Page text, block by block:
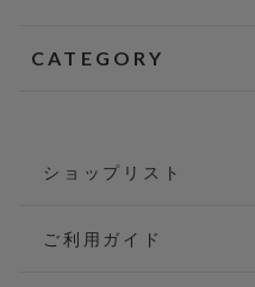
CATEGORY
ショップリスト
ご利用ガイド